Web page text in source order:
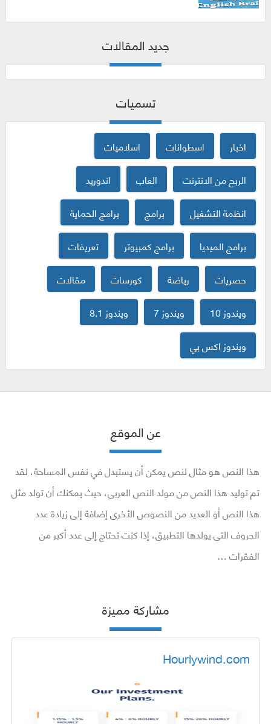
كورسات
جديد المقالات
تسميات
اخبار اسطوانات
اسلاميات
الربح من الانترنت
العاب
اندوريد
انظمة التشغيل
برامج
برامج الحماية
برامج الميديا
برامج كمبيوتر
تعريفات
حصريات
رياضة كورسات
مقالات
ويندوز 10
ويندوز 7
ويندوز 8.1
ويندوز اكس بي
عن الموقع
هذا النص هو مثال لنص يمكن أن يستبدل في نفس المساحة، لقد
تم توليد هذا النص من مولد النص العربى، حيث يمكنك أن تولد مثل
هذا النص أو العديد من النصوص الأخرى إضافة إلى زيادة عدد
الحروف التى يولدها التطبيق، إذا كنت تحتاج إلى عدد أكبر من
الفقرات …
مشاركة مميزة
Hourlywind.com